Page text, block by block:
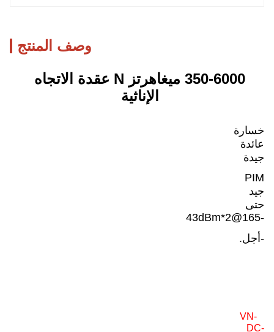
وصف المنتج
350-6000 ميغاهرتز
N عقدة الاتجاه
الإناثية
خسارة
عائدة
جيدة
PIM
جيد
حتى
-165@43dBm*2
-أجل.
VN-
DC-